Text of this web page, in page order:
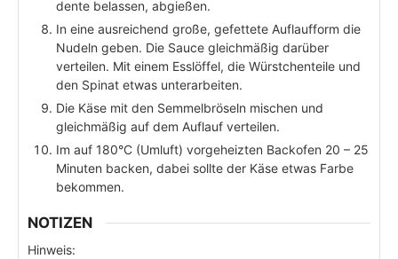
dente belassen, abgießen.
In eine ausreichend große, gefettete Auflaufform die
Nudeln geben. Die Sauce gleichmäßig darüber
verteilen. Mit einem Esslöffel, die Würstchenteile und
den Spinat etwas unterarbeiten.
Die Käse mit den Semmelbröseln mischen und
gleichmäßig auf dem Auflauf verteilen.
Im auf 180°C (Umluft) vorgeheizten Backofen 20 – 25
Minuten backen, dabei sollte der Käse etwas Farbe
bekommen.
NOTIZEN
Hinweis: